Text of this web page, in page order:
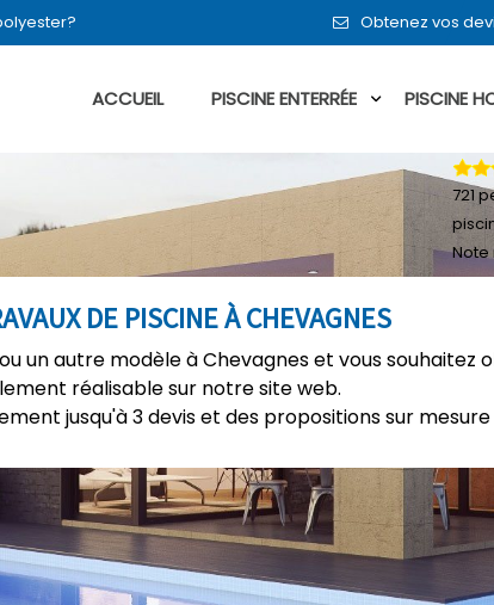
Obtenez vos
ACCUEIL PISCINE ENTERRÉE PISCINE
DE PISCINE À CHEVAGNES
un autre modèle à Chevagnes et vous souhaitez
réalisable sur notre site web.
jusqu'à 3 devis et des propositions sur
721
Note